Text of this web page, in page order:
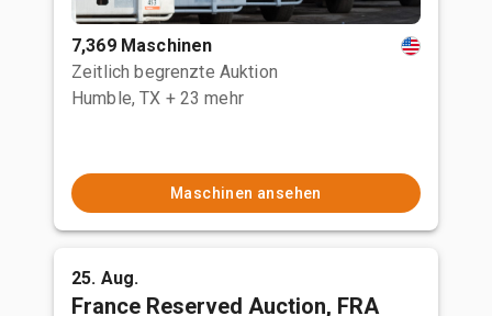
7,369 Maschinen
Zeitlich begrenzte Auktion
Humble, TX + 23 mehr
Maschinen ansehen
25. Aug.
France Reserved Auction, FRA